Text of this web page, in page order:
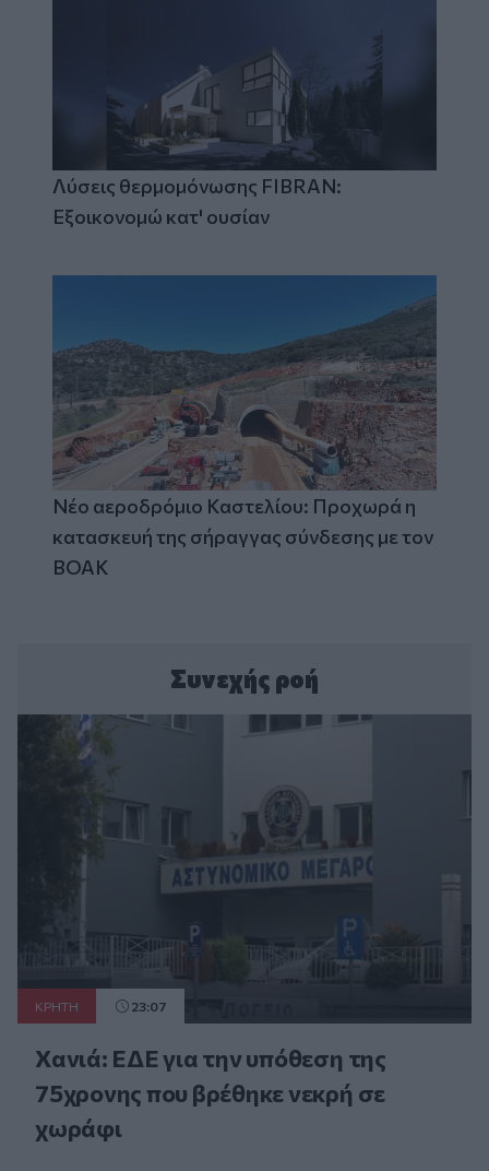
Λύσεις θερμομόνωσης FIBRAN:
Εξοικονομώ κατ' ουσίαν
Νέο αεροδρόμιο Καστελίου: Προχωρά η
κατασκευή της σήραγγας σύνδεσης με τον
ΒΟΑΚ
Συνεχής ροή
ΚΡΗΤΗ 23:07
Χανιά: ΕΔΕ για την υπόθεση της
75χρονης που βρέθηκε νεκρή σε
χωράφι